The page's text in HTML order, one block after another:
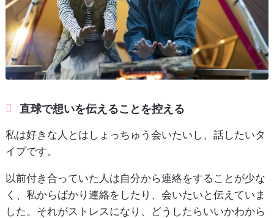
直球で想いを伝えることを控える
私は好きな人とはしょっちゅう会いたいし、話したいタ
イプです。
以前付き合っていた人は自分から連絡をすることが少な
く、私からばかり連絡をしたり、会いたいと伝えていま
した。それがストレスになり、どうしたらいいかわから